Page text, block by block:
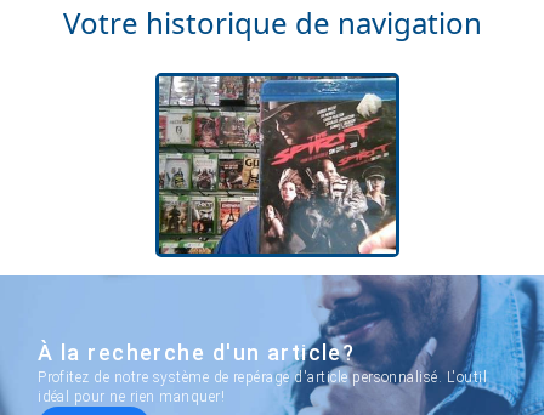
Votre historique de navigation
À la recherche d'un article?
Profitez de notre système de repérage d'article personnalisé. L'outil
idéal pour ne rien manquer!